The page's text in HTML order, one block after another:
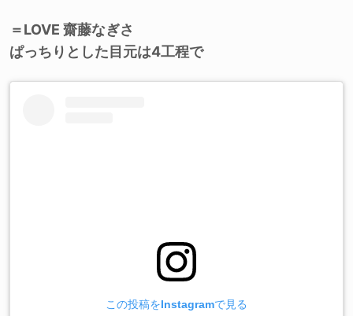
＝LOVE 齋藤なぎさ
ぱっちりとした目元は4工程で
この投稿をInstagramで見る